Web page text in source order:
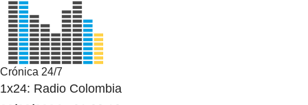
Crónica 24/7
1x24: Radio Colombia